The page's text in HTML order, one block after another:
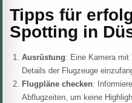
Tipps für
Spotting in
Ausrüstung: Eine Kamera mit
Details der Flugzeuge
Flugpläne checken:
Abflugzeiten, um keine